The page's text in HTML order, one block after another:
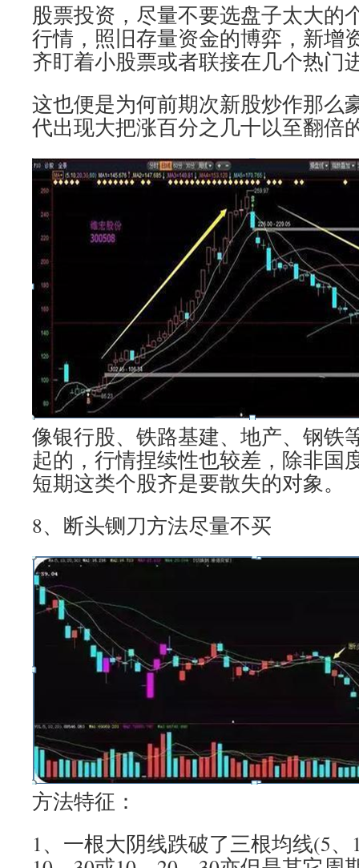
股票投资，尽量不要选盘子太大的
行情，照旧存量资金的博弈，新增
齐盯着小股票或者联接在几个热门
这也便是为何前期次新股炒作那么
代出现大把涨百分之几十以至翻倍
像银行股、铁路基建、地产、钢铁
起的，行情捏续性也较差，除非国
短期这类个股齐是要散失的对象。
8、断头铡刀方法尽量不买
方法特征：
1、一根大阴线跌破了三根均线(5、